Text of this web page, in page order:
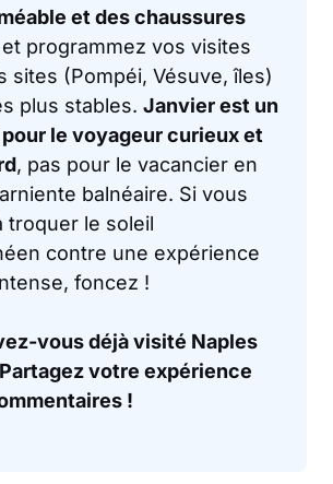
et des chaussures
et programmez vos visites
sites (Pompéi, Vésuve, îles)
plus stables. Janvier est un
le voyageur curieux et
, pas pour le vacancier en
balnéaire. Si vous
troquer le soleil
contre une expérience
foncez !
vous déjà visité Naples
votre expérience
!